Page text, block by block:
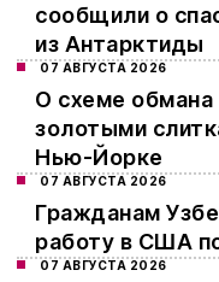
сообщили о
из Антарктиды
07 АВГУСТА 2026
О схеме обмана
золотыми
Нью-Йорке
07 АВГУСТА 2026
Гражданам
работу в США
07 АВГУСТА 2026